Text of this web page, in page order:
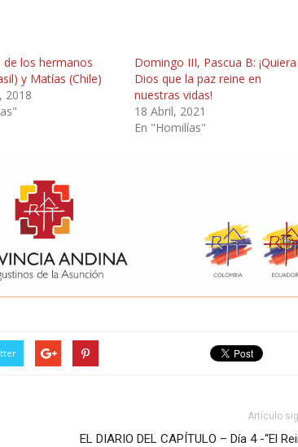
de los hermanos
y Matías (Chile)
2018
Domingo III, Pascua B: ¡Quiera
Dios que la paz reine en
nuestras vidas!
18 Abril, 2021
En "Homilías"
Artículo
EL DIARIO DEL CAPÍTULO – Día 4 -“El